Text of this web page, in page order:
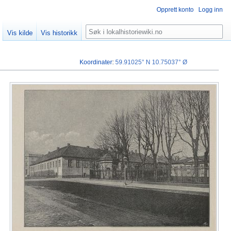
Koordinater:59.91025° N 10.75037° Ø
Opprett konto Logg inn
Vis kilde Vis historikk Søk